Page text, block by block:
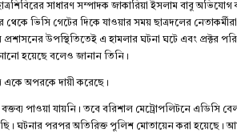
সাধারণ সম্পাদক জাকারিয়া ইসলাম বাবু
থেকে ভিসি গেটের দিকে যাওয়ার সময় ছাত্রদলের
প্রশাসনের উপস্থিতিতেই এ হামলার ঘটনা ঘটে এবং প্রক্টর
হয়েছে বলেও জানান তিনি।
একে অপরকে দায়ী করেছে।
বক্তব্য পাওয়া যায়নি। তবে বরিশাল মেট্রোপলিটনে এডিসি
ঘটনার পরপর অতিরিক্ত পুলিশ মোতায়েন করা হয়েছে।